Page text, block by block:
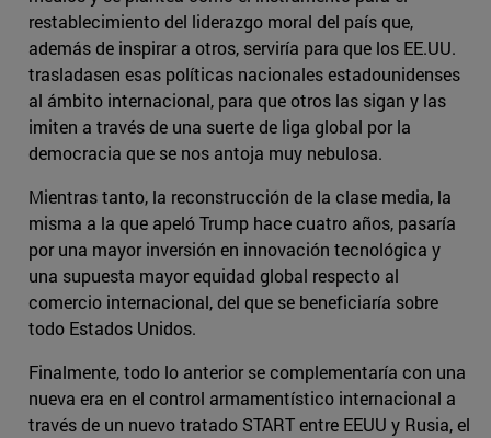
restablecimiento del liderazgo moral del país que,
además de inspirar a otros, serviría para que los EE.UU.
trasladasen esas políticas nacionales estadounidenses
al ámbito internacional, para que otros las sigan y las
imiten a través de una suerte de liga global por la
democracia que se nos antoja muy nebulosa.
Mientras tanto, la reconstrucción de la clase media, la
misma a la que apeló Trump hace cuatro años, pasaría
por una mayor inversión en innovación tecnológica y
una supuesta mayor equidad global respecto al
comercio internacional, del que se beneficiaría sobre
todo Estados Unidos.
Finalmente, todo lo anterior se complementaría con una
nueva era en el control armamentístico internacional a
través de un nuevo tratado START entre EEUU y Rusia, el